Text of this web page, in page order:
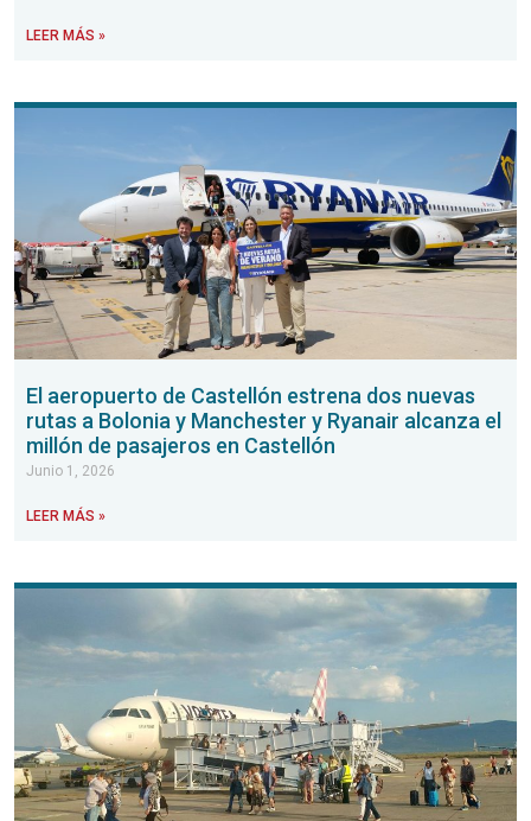
LEER MÁS »
El aeropuerto de Castellón estrena dos nuevas
rutas a Bolonia y Manchester y Ryanair alcanza el
millón de pasajeros en Castellón
Junio 1, 2026
LEER MÁS »